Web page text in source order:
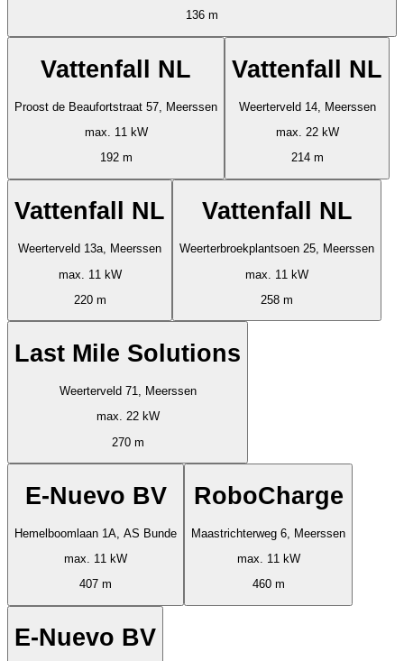
136 m
Vattenfall NL
Proost de Beaufortstraat 57, Meerssen
max. 11 kW
192 m
Vattenfall NL
Weerterveld 14, Meerssen
max. 22 kW
214 m
Vattenfall NL
Weerterveld 13a, Meerssen
max. 11 kW
220 m
Vattenfall NL
Weerterbroekplantsoen 25, Meerssen
max. 11 kW
258 m
Last Mile Solutions
Weerterveld 71, Meerssen
max. 22 kW
270 m
E-Nuevo BV
Hemelboomlaan 1A, AS Bunde
max. 11 kW
407 m
RoboCharge
Maastrichterweg 6, Meerssen
max. 11 kW
460 m
E-Nuevo BV